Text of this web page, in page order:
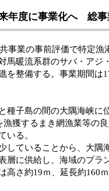
年度に事業化へ 総事
事業の事前評価で特定漁
馬暖流系群のサバ・アジ
を整備する。事業期間は
子島の間の大隅海峡に
獲するまき網漁業等の
いる。
していることから、大隅
層に供給し、海域のプラ
高さ約19ｍ、延長約160